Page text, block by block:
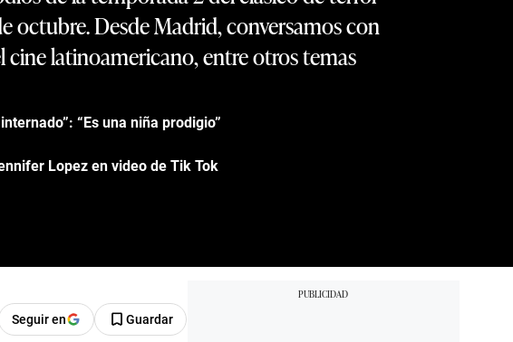
octubre. Desde Madrid, conversamos con
cine latinoamericano, entre otros temas
“Es una niña prodigio”
Lopez en video de Tik Tok
Seguir en Guardar